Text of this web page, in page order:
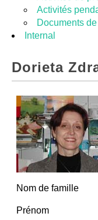
Activités
Documents
Internal
Dorieta
Nom de famille
Prénom